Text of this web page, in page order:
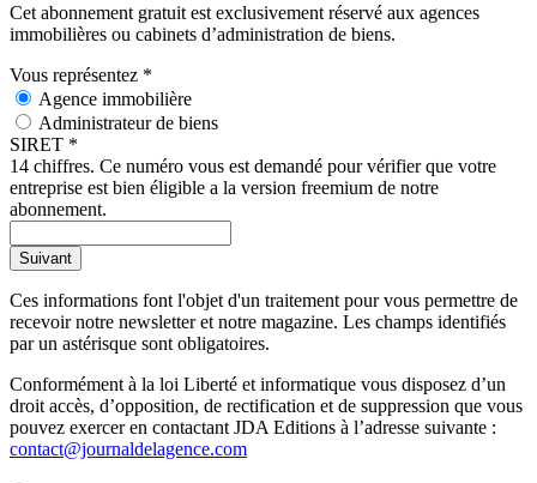
Cet abonnement gratuit est exclusivement réservé aux agences
immobilières ou cabinets d’administration de biens.
Vous représentez *
Agence immobilière
Administrateur de biens
SIRET *
14 chiffres. Ce numéro vous est demandé pour vérifier que votre
entreprise est bien éligible a la version freemium de notre
abonnement.
Suivant
Ces informations font l'objet d'un traitement pour vous permettre de
recevoir notre newsletter et notre magazine. Les champs identifiés
par un astérisque sont obligatoires.
Conformément à la loi Liberté et informatique vous disposez d’un
droit accès, d’opposition, de rectification et de suppression que vous
pouvez exercer en contactant JDA Editions à l’adresse suivante :
contact@journaldelagence.com